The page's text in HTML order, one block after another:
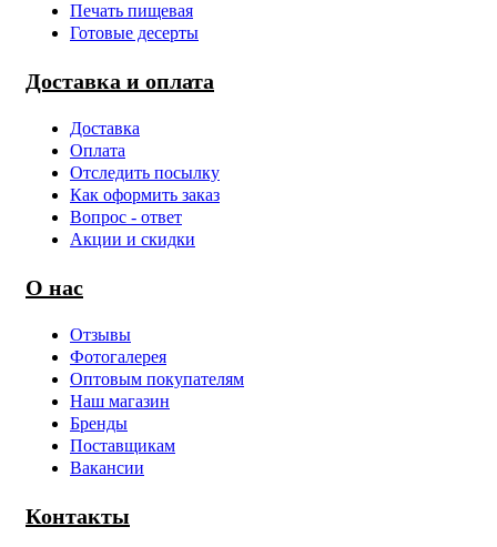
Печать пищевая
Готовые десерты
Доставка и оплата
Доставка
Оплата
Отследить посылку
Как оформить заказ
Вопрос - ответ
Акции и скидки
О нас
Отзывы
Фотогалерея
Оптовым покупателям
Наш магазин
Бренды
Поставщикам
Вакансии
Контакты